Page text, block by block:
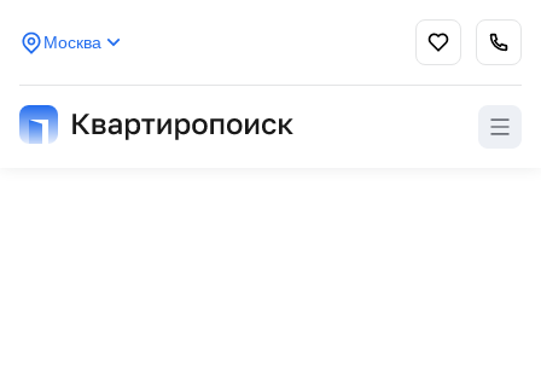
Москва